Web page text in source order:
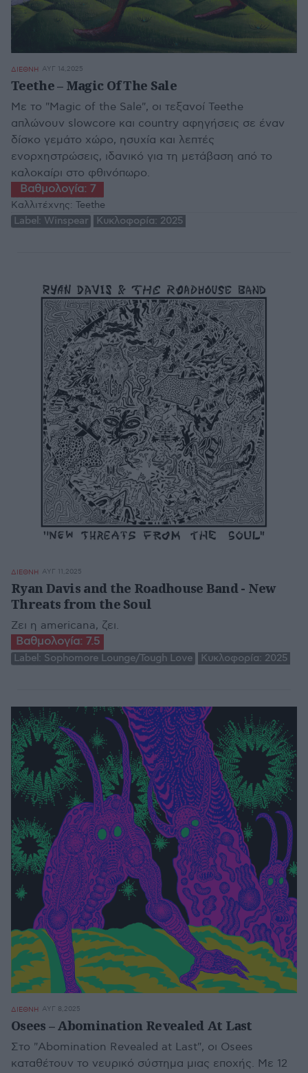
ΔΙΕΘΝΗ ΑΥΓ 14,2025
Teethe – Magic Of The Sale
Με το "Magic of the Sale", οι τεξανοί Teethe
απλώνουν slowcore και country αφηγήσεις σε έναν
δίσκο γεμάτο χώρο, ησυχία και λεπτές
ενορχηστρώσεις, ιδανικό για τη μετάβαση από το
καλοκαίρι στο φθινόπωρο.
Βαθμολογία: 7
Καλλιτέχνης: Teethe
Label: Winspear Κυκλοφορία: 2025
ΔΙΕΘΝΗ ΑΥΓ 11,2025
Ryan Davis and the Roadhouse Band - New
Threats from the Soul
Ζει η americana, ζει.
Βαθμολογία: 7.5
Label: Sophomore Lounge/Tough Love Κυκλοφορία: 2025
ΔΙΕΘΝΗ ΑΥΓ 8,2025
Osees – Abomination Revealed At Last
Στο "Abomination Revealed at Last", οι Osees
καταθέτουν το νευρικό σύστημα μιας εποχής. Με 12